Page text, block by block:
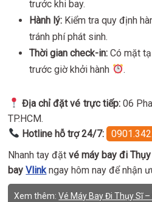
trước khi bay.
Hành lý: Kiểm tra quy định
tránh phí phát sinh.
Thời gian check-in: Có mặt
trước giờ khởi hành
.
Địa chỉ đặt vé trực tiếp:06
TP.HCM.
Hotline hỗ trợ 24/7:
Nhanh tay đặtvé máy bay đi
bayVlinkngay hôm nay để nhận
Xem thêm:Vé Máy Bay Đi Thụy Sĩ